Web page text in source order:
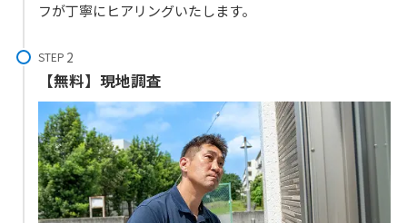
フが丁寧にヒアリングいたします。
STEP
【無料】現地調査